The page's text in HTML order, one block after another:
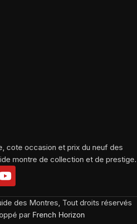
cote occasion et prix du neuf des
montre de collection et de prestige.
des Montres, Tout droits réservés
par French Horizon